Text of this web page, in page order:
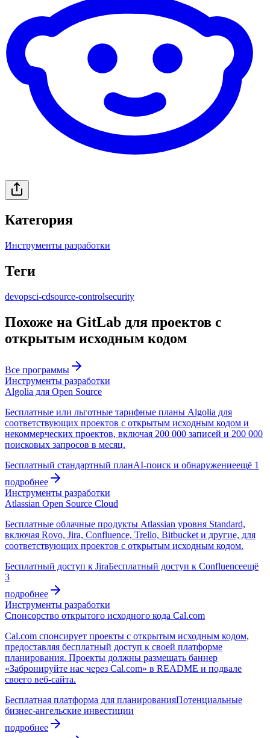
Категория
Инструменты разработки
Теги
devopsci-cdsource-controlsecurity
Похоже на GitLab для проектов с
открытым исходным кодом
Все программы
Инструменты разработки
Algolia для Open Source
Бесплатные или льготные тарифные планы Algolia для
соответствующих проектов с открытым исходным кодом и
некоммерческих проектов, включая 200 000 записей и 200 000
поисковых запросов в месяц.
Бесплатный стандартный планAI-поиск и обнаружениеещё 1
подробнее
Инструменты разработки
Atlassian Open Source Cloud
Бесплатные облачные продукты Atlassian уровня Standard,
включая Rovo, Jira, Confluence, Trello, Bitbucket и другие, для
соответствующих проектов с открытым исходным кодом.
Бесплатный доступ к JiraБесплатный доступ к Confluenceещё
3
подробнее
Инструменты разработки
Спонсорство открытого исходного кода Cal.com
Cal.com спонсирует проекты с открытым исходным кодом,
предоставляя бесплатный доступ к своей платформе
планирования. Проекты должны размещать баннер
«Забронируйте нас через Cal.com» в README и подвале
своего веб-сайта.
Бесплатная платформа для планированияПотенциальные
бизнес-ангельские инвестиции
подробнее